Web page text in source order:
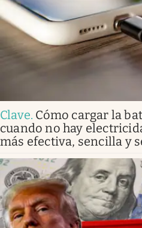
Clave. Cómo cargar la
cuando no hay
más efectiva, sencilla y